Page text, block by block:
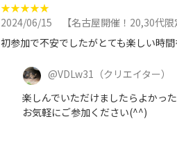
★★★★★
2024/06/15
【名古屋開催！20,30代
初参加で不安でしたがとても楽しい時間
@VDLw31 （クリエイター）
楽しんでいただけましたらよかっ
お気軽にご参加ください(^^)